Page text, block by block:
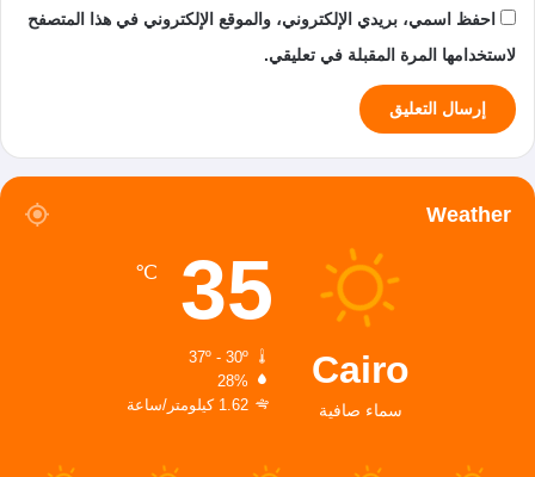
احفظ اسمي، بريدي الإلكتروني، والموقع الإلكتروني في هذا المتصفح
لاستخدامها المرة المقبلة في تعليقي.
Weather
Cairo
سماء صافية
35
℃
37º - 30º
28%
1.62 كيلومتر/ساعة